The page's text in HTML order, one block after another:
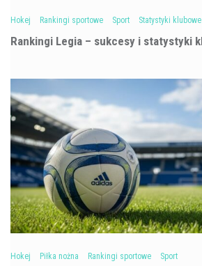
Hokej Rankingi sportowe Sport Statystyki klubowe
Rankingi Legia – sukcesy i statystyki
Hokej Piłka nożna Rankingi sportowe Sport